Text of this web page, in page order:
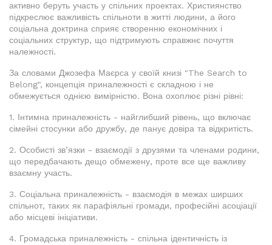
активно беруть участь у спільних проектах. Християнство
підкреслює важливість спільноти в житті людини, а його
соціальна доктрина сприяє створенню економічних і
соціальних структур, що підтримують справжнє почуття
належності.
За словами Джозефа Маєрса у своїй книзі "The Search to
Belong", концепція приналежності є складною і не
обмежується однією вимірністю. Вона охоплює різні рівні:
1. Інтимна приналежність - найглибший рівень, що включає
сімейні стосунки або дружбу, де панує довіра та відкритість.
2. Особисті зв’язки - взаємодії з друзями та членами родини,
що передбачають дещо обмежену, проте все ще важливу
взаємну участь.
3. Соціальна приналежність - взаємодія в межах ширших
спільнот, таких як парафіяльні громади, професійні асоціації
або місцеві ініціативи.
4. Громадська приналежність - спільна ідентичність із